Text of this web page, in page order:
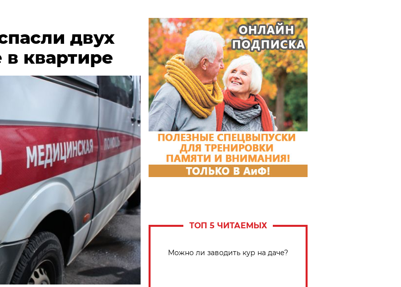
двух
квартире
ТОП 5 ЧИТАЕМЫХ
Можно ли заводить кур на даче?